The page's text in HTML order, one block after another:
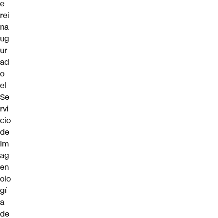
e
rei
na
ug
ur
ad
o
el
Se
rvi
cio
de
Im
ag
en
olo
gí
a
de